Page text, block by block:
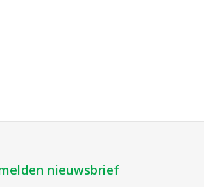
nieuwsbrief